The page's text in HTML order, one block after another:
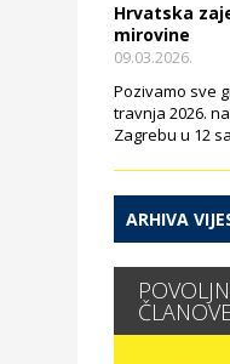
Hrvatska
mirovine
09.03.2026.
Pozivamo sve
travnja 2026.
Zagrebu u 12
ARHIVA
ČLANOVE